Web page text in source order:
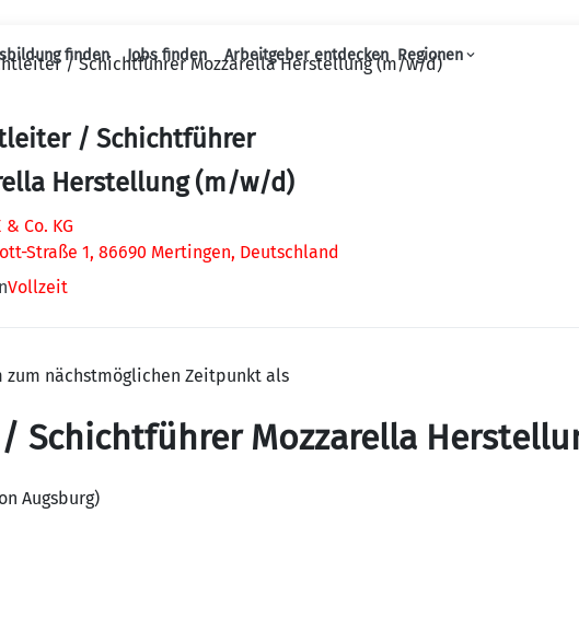
Haupt-Navigation
finden Jobs finden Arbeitgeber entdecken Regionen
/ Schichtführer Mozzarella Herstellung (m/w/d)
/ Schichtführer
Herstellung (m/w/d)
& Co. KG
Straße 1, 86690 Mertingen, Deutschland
Vollzeit
zum nächstmöglichen Zeitpunkt als
Schichtführer Mozzarella
Augsburg)